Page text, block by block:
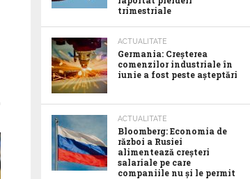
trimestriale
ACTUALITATE
Germania: Creșterea
comenzilor industriale în
iunie a fost peste așteptări
ACTUALITATE
Bloomberg: Economia de
război a Rusiei
alimentează creșteri
salariale pe care
companiile nu și le permit